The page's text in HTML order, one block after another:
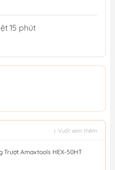
15 phút
↕ Vuốt xem thêm
Trượt Amaxtools HEX-50HT